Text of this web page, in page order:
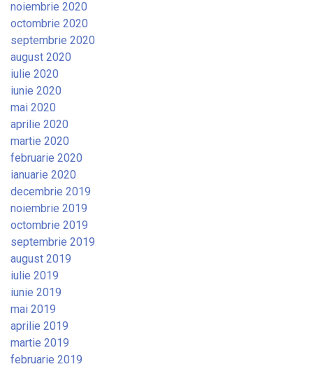
noiembrie 2020
octombrie 2020
septembrie 2020
august 2020
iulie 2020
iunie 2020
mai 2020
aprilie 2020
martie 2020
februarie 2020
ianuarie 2020
decembrie 2019
noiembrie 2019
octombrie 2019
septembrie 2019
august 2019
iulie 2019
iunie 2019
mai 2019
aprilie 2019
martie 2019
februarie 2019